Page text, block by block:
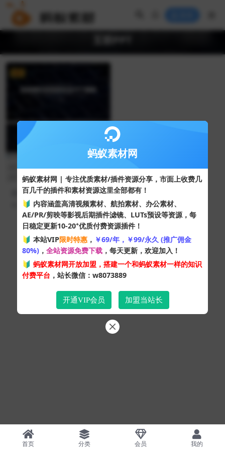
蓝色大气互联网科技信息技术
网络安全PPT模板
50 10
Copyright © 2024蚂蚁素材网- 版权所有 All rights reserved.
粤ICP备19095528号
XML网站地图HTML网站地图 百度地图
SQL：43
Pages：0.35079s
首页 分类 会员 我的
蚂蚁素材网
蚂蚁素材网 | 专注优质素材/插件资源分享，市面上收费几
百几千的插件和素材资源这里全部都有！
🔰 内容涵盖高清视频素材、航拍素材、办公素材、
AE/PR/剪映等影视后期插件滤镜、LUTs预设等资源，每
日稳定更新10-20+优质付费资源插件！
🔰 本站VIP限时特惠 ， ￥69/年，￥99/永久 (推广佣金
80%) ， 全站资源免费下载 ，每天更新，欢迎加入！
🔰 蚂蚁素材网开放加盟，搭建一个和蚂蚁素材一样的知识
付费平台 ，站长微信：w8073889
开通VIP会员 加盟当站长